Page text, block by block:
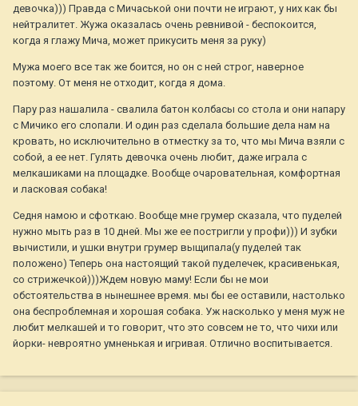
девочка))) Правда с Мичаськой они почти не играют, у них как бы
нейтралитет. Жужа оказалась очень ревнивой - беспокоится,
когда я глажу Мича, может прикусить меня за руку)
Мужа моего все так же боится, но он с ней строг, наверное
поэтому. От меня не отходит, когда я дома.
Пару раз нашалила - свалила батон колбасы со стола и они напару
с Мичико его слопали. И один раз сделала большие дела нам на
кровать, но исключительно в отместку за то, что мы Мича взяли с
собой, а ее нет. Гулять девочка очень любит, даже играла с
мелкашиками на площадке. Вообще очаровательная, комфортная
и ласковая собака!
Седня намою и сфоткаю. Вообще мне грумер сказала, что пуделей
нужно мыть раз в 10 дней. Мы же ее постригли у профи))) И зубки
вычистили, и ушки внутри грумер выщипала(у пуделей так
положено) Теперь она настоящий такой пуделечек, красивенькая,
со стрижечкой)))Ждем новую маму! Если бы не мои
обстоятельства в нынешнее время. мы бы ее оставили, настолько
она беспроблемная и хорошая собака. Уж насколько у меня муж не
любит мелкашей и то говорит, что это совсем не то, что чихи или
йорки- невроятно умненькая и игривая. Отлично воспитывается.